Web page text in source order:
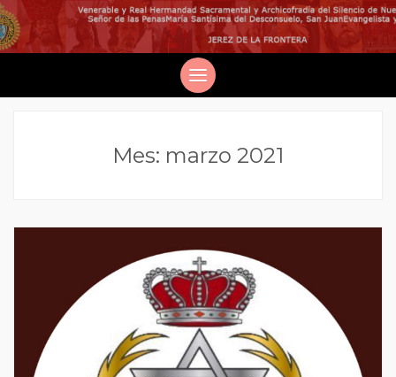
Mes: marzo 2021